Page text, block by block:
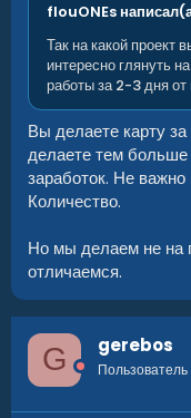
flouONEs
Так на какой проект
интересно глянуть
работы за 2-3 дня
Вы делаете карту
делаете тем
заработок. Не важно
Количество.
Но мы делаем не на
отличаемся.
G gerebos
Пользователь